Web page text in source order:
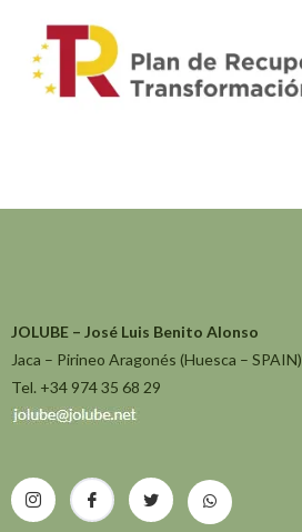
JOLUBE – José Luis Benito Alonso
Jaca – Pirineo Aragonés (Huesca – SPAIN)
Tel. +34 974 35 68 29